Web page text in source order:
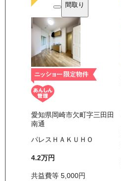
間取り
愛知県岡崎市欠町字三田田
南通
パレスＨＡＫＵＨＯ
4.2万円
共益費等 5,000円